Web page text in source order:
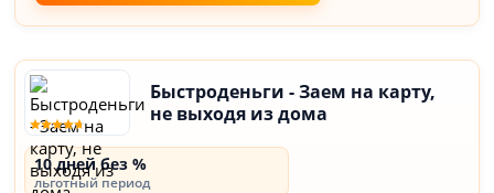
Быстроденьги - Заем на карту,
не выходя из дома
10 дней без %
льготный период